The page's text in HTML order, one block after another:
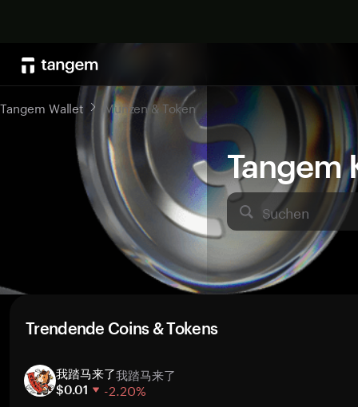
Tangem
Suchen
Tangem Wallet Münzen & Token
Trendende Coins & Tokens
我踏马来了我踏马来了
$0.01 -2.20%